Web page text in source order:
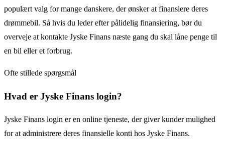
populært valg for mange danskere, der ønsker at finansiere deres
drømmebil. Så hvis du leder efter pålidelig finansiering, bør du
overveje at kontakte Jyske Finans næste gang du skal låne penge til
en bil eller et forbrug.
Ofte stillede spørgsmål
Hvad er Jyske Finans login?
Jyske Finans login er en online tjeneste, der giver kunder mulighed
for at administrere deres finansielle konti hos Jyske Finans.